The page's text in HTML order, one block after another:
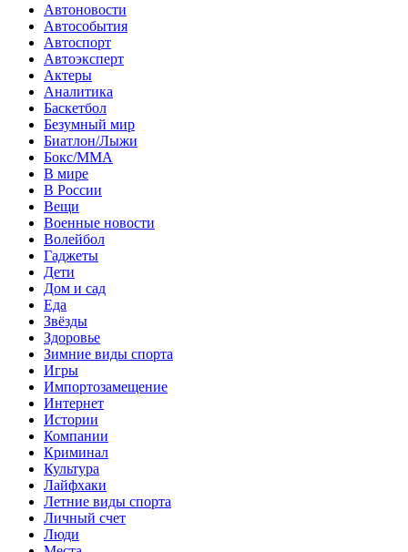
Автоновости
Автособытия
Автоспорт
Автоэксперт
Актеры
Аналитика
Баскетбол
Безумный мир
Биатлон/Лыжи
Бокс/MMA
В мире
В России
Вещи
Военные новости
Волейбол
Гаджеты
Дети
Дом и сад
Еда
Звёзды
Здоровье
Зимние виды спорта
Игры
Импортозамещение
Интернет
Истории
Компании
Криминал
Культура
Лайфхаки
Летние виды спорта
Личный счет
Люди